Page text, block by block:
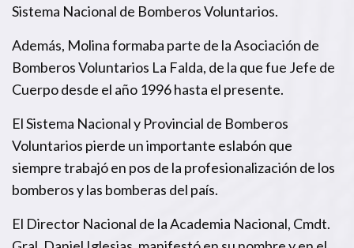
Sistema Nacional de Bomberos Voluntarios.
Además, Molina formaba parte de la Asociación de
Bomberos Voluntarios La Falda, de la que fue Jefe de
Cuerpo desde el año 1996 hasta el presente.
El Sistema Nacional y Provincial de Bomberos
Voluntarios pierde un importante eslabón que
siempre trabajó en pos de la profesionalización de los
bomberos y las bomberas del país.
El Director Nacional de la Academia Nacional, Cmdt.